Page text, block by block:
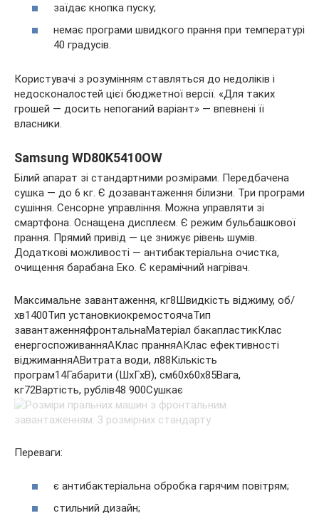
заїдає кнопка пуску;
немає програми швидкого прання при температурі
40 градусів.
Користувачі з розумінням ставляться до недоліків і
недосконалостей цієї бюджетної версії. «Для таких
грошей — досить непоганий варіант» — впевнені її
власники.
Samsung WD80K5410OW
Білий апарат зі стандартними розмірами. Передбачена
сушка — до 6 кг. Є дозавантаження білизни. Три програми
сушіння. Сенсорне управління. Можна управляти зі
смартфона. Оснащена дисплеєм. Є режим бульбашкової
прання. Прямий привід — це знижує рівень шумів.
Додаткові можливості — антибактеріальна очистка,
очищення барабана Еко. Є керамічний нагрівач.
Максимальне завантаження, кг8Швидкість віджиму, об/
хв1400Тип установкиокремостоячаТип
завантаженняфронтальнаМатеріал бакапластикКлас
енергоспоживанняАКлас пранняАКлас ефективності
віджиманняАВитрата води, л88Кількість
програм14Габарити (ШхГхВ), см60x60x85Вага,
кг72Вартість, рублів48 900Сушкає
Переваги:
є антибактеріальна обробка гарячим повітрям;
стильний дизайн;